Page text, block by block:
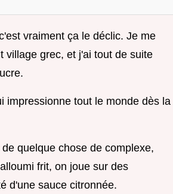
vraiment ça le déclic. Je me
village grec, et j'ai tout de suite
impressionne tout le monde dès la
quelque chose de complexe,
frit, on joue sur des
d'une sauce citronnée.